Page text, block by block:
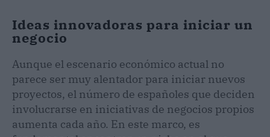
Ideas innovadoras para iniciar un
negocio
Aunque el escenario económico actual no
parece ser muy alentador para iniciar nuevos
proyectos, el número de españoles que deciden
involucrarse en iniciativas de negocios propios
aumenta cada año. En este marco, es